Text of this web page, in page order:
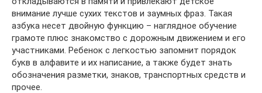
внимание лучше сухих текстов и заумных фраз. Такая
азбука несет двойную функцию – наглядное обучение
грамоте плюс знакомство с дорожным движением и его
участниками. Ребенок с легкостью запомнит порядок
букв в алфавите и их написание, а также будет знать
обозначения разметки, знаков, транспортных средств и
прочее.